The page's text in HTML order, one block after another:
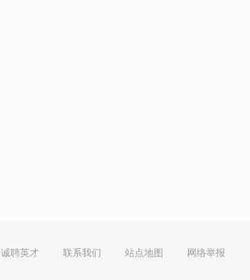
诚聘英才 联系我们 站点地图 网络举报